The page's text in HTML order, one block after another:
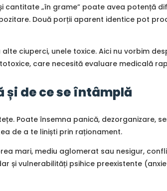
cantitate „în grame” poate avea potență
Două porții aparent identice pot
ciuperci, unele toxice. Aici nu vorbim
care necesită evaluare medicală
și de ce se întâmplă
Poate însemna panică, dezorganizare,
de a te liniști prin raționament.
mari, mediu aglomerat sau nesigur,
și vulnerabilități psihice preexistente